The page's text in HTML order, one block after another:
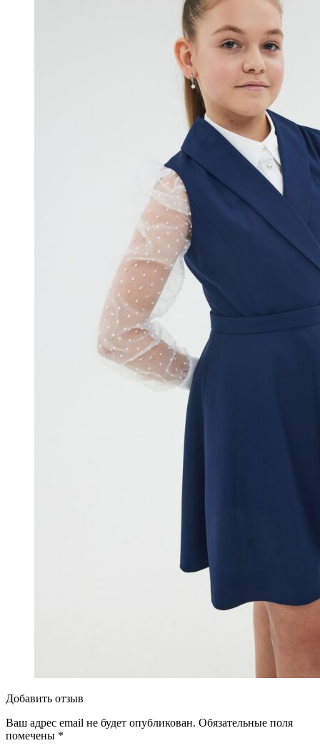
Добавить отзыв
Ваш адрес email не будет опубликован. Обязательные поля
помечены *